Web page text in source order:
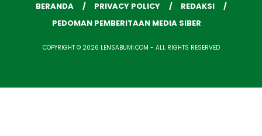
BERANDA PRIVACY POLICY
REDAKSI
PEDOMAN PEMBERITAAN MEDIA SIBER
COPYRIGHT © 2026 LENSABUMI.COM - ALL RIGHTS RESERVED